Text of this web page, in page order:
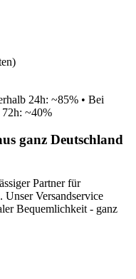
24h: ~85% • Bei
72h: ~40%
ganz Deutschland
Partner für
Unser Versandservice
Bequemlichkeit - ganz